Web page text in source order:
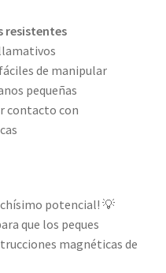
resistentes
de manipular
pequeñas
contacto con
potencial! 💡
que los peques
magnéticas de